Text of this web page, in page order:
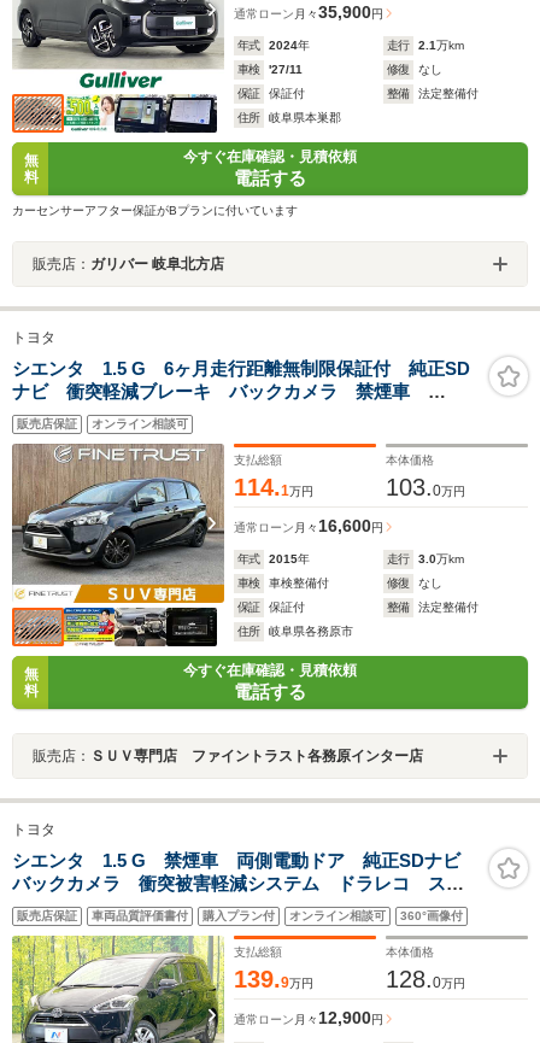
通常ローン 月々35,900円
年式 2024年 走行 2.1万km
車検
'27/11 修復
なし
保証
保証付 整備
法定整備付
住所
岐阜県本巣郡
無
料
今すぐ在庫確認・見積依頼
電話する
カーセンサーアフター保証がBプランに付いています
販売店： ガリバー 岐阜北方店
トヨタ
シエンタ 1.5 G 6ヶ月走行距離無制限保証付 純正SD
ナビ 衝突軽減ブレーキ バックカメラ 禁煙車
Bluetooth フルセグTV 両側パワースライドドア HID
ヘッドライト スマートキー オートマチックハイビー
ム 電動格納ミラー
販売店保証 オンライン相談可
支払総額
114.1万円
本体価格
103.0万円
通常ローン 月々16,600円
年式 2015年 走行 3.0万km
車検
車検整備付 修復
なし
保証
保証付 整備
法定整備付
住所
岐阜県各務原市
無
料
今すぐ在庫確認・見積依頼
電話する
販売店： ＳＵＶ専門店 ファイントラスト各務原インター店
トヨタ
シエンタ 1.5 G 禁煙車 両側電動ドア 純正SDナビ
バックカメラ 衝突被害軽減システム ドラレコ スマ
ートキー LEDヘッド ビルトインETC オートハイビ
ーム 車線逸脱警報 オートライト オートエアコン
販売店保証 車両品質評価書付 購入プラン付 オンライン相談可 360°画像付
支払総額
139.9万円
本体価格
128.0万円
通常ローン 月々 12,900円